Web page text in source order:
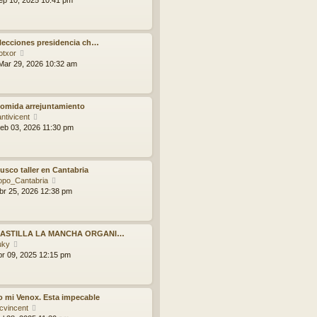
a
j
l
t
m
e
n
s
a
presidencia ch…
e
l
t
i
m
e
n
s
a
29, 2026 10:32 am
arrejuntamiento
e
l
t
i
m
e
n
a
03, 2026 11:30 pm
taller en Cantabria
e
l
t
m
e
n
25, 2026 12:38 pm
LA MANCHA ORGANI…
e
l
t
i
09, 2025 12:15 pm
mi Venox. Esta impecable